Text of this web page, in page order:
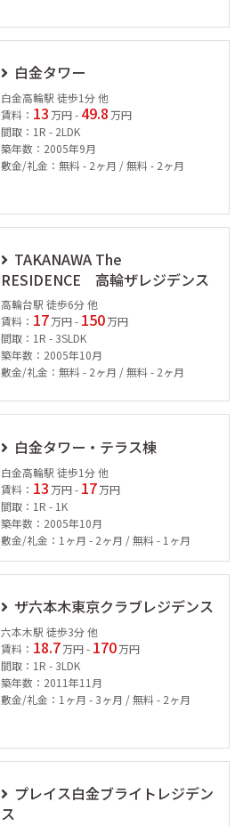
白金タワー
白金高輪駅 徒歩1分 他
賃料： 13 万円 - 49.8 万円
間取：1R - 2LDK
築年数：2005年9月
敷金/礼金：無料 - 2ヶ月 / 無料 - 2ヶ月
TAKANAWA The
RESIDENCE 高輪ザレジデンス
高輪台駅 徒歩6分 他
賃料： 17 万円 - 150 万円
間取：1R - 3SLDK
築年数：2005年10月
敷金/礼金：無料 - 2ヶ月 / 無料 - 2ヶ月
白金タワー・テラス棟
白金高輪駅 徒歩1分 他
賃料： 13 万円 - 17 万円
間取：1R - 1K
築年数：2005年10月
敷金/礼金：1ヶ月 - 2ヶ月 / 無料 - 1ヶ月
ザ六本木東京クラブレジデンス
六本木駅 徒歩3分 他
賃料： 18.7 万円 - 170 万円
間取：1R - 3LDK
築年数：2011年11月
敷金/礼金：1ヶ月 - 3ヶ月 / 無料 - 2ヶ月
プレイス白金ブライトレジデン
ス